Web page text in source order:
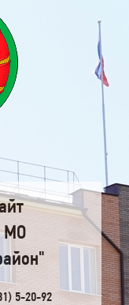
МО
5-20-92